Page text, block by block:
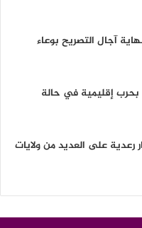
آجال التصريح بوعاء
بحرب إقليمية في حالة
رعدية على العديد من ولايات